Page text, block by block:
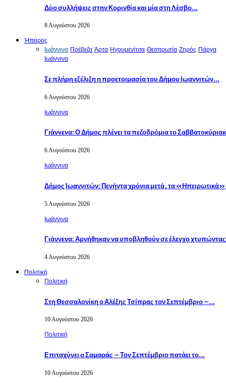
Δύο συλλήψεις στην Κορινθία και μία στη Λέσβο…
8 Αυγούστου 2026
Ήπειρος
Ιωάννινα Πρέβεζα Άρτα Ηγουμενίτσα Θεσπρωτία Ζηρός Πάργα
Ιωάννινα
Σε πλήρη εξέλιξη η προετοιμασία του Δήμου Ιωαννιτών…
6 Αυγούστου 2026
Ιωάννινα
Γιάννενα: Ο Δήμος πλένει τα πεζοδρόμια το
6 Αυγούστου 2026
Ιωάννινα
Δήμος Ιωαννιτών: Πενήντα χρόνια μετά, τα
5 Αυγούστου 2026
Ιωάννινα
Γιάννενα: Αρνήθηκαν να υποβληθούν σε έλεγχο
4 Αυγούστου 2026
Πολιτική
Πολιτική
Στη Θεσσαλονίκη ο Αλέξης Τσίπρας τον Σεπτέμβριο –…
10 Αυγούστου 2026
Πολιτική
Επιταχύνει ο Σαμαράς – Τον Σεπτέμβριο πατάει το…
10 Αυγούστου 2026